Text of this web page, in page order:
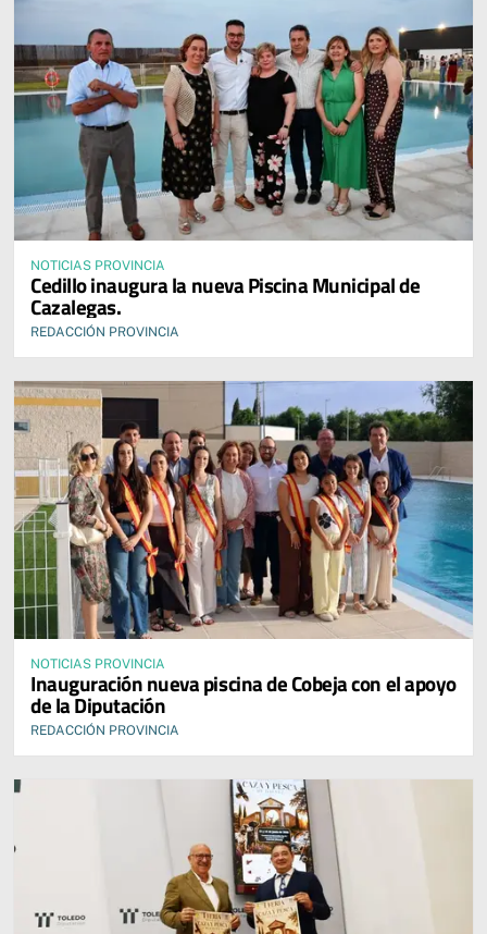
NOTICIAS PROVINCIA
Cedillo inaugura la nueva Piscina Municipal de
Cazalegas.
REDACCIÓN PROVINCIA
NOTICIAS PROVINCIA
Inauguración nueva piscina de Cobeja con el apoyo
de la Diputación
REDACCIÓN PROVINCIA